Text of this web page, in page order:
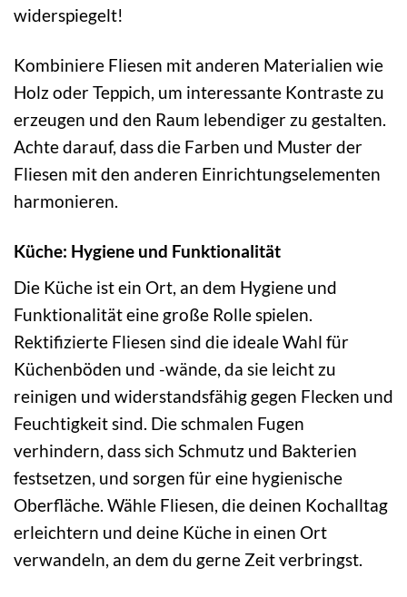
widerspiegelt!
Kombiniere Fliesen mit anderen Materialien wie
Holz oder Teppich, um interessante Kontraste zu
erzeugen und den Raum lebendiger zu gestalten.
Achte darauf, dass die Farben und Muster der
Fliesen mit den anderen Einrichtungselementen
harmonieren.
Küche: Hygiene und Funktionalität
Die Küche ist ein Ort, an dem Hygiene und
Funktionalität eine große Rolle spielen.
Rektifizierte Fliesen sind die ideale Wahl für
Küchenböden und -wände, da sie leicht zu
reinigen und widerstandsfähig gegen Flecken und
Feuchtigkeit sind. Die schmalen Fugen
verhindern, dass sich Schmutz und Bakterien
festsetzen, und sorgen für eine hygienische
Oberfläche. Wähle Fliesen, die deinen Kochalltag
erleichtern und deine Küche in einen Ort
verwandeln, an dem du gerne Zeit verbringst.